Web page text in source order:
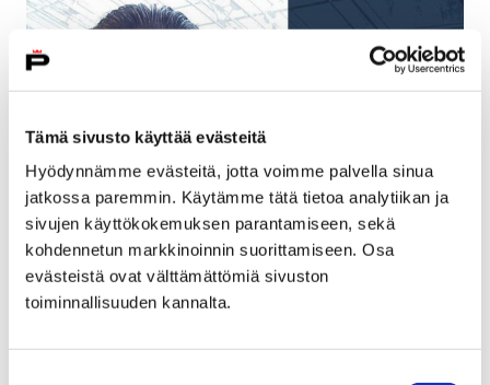
Tämä sivusto käyttää evästeitä
Hyödynnämme evästeitä, jotta voimme palvella sinua
jatkossa paremmin. Käytämme tätä tietoa analytiikan ja
sivujen käyttökokemuksen parantamiseen, sekä
kohdennetun markkinoinnin suorittamiseen. Osa
evästeistä ovat välttämättömiä sivuston
toiminnallisuuden kannalta.
PALOSUOJELURAHASTON